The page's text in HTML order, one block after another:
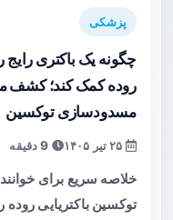
پزشکی
چگونه یک باکتری
روده کمک کند؛ کشف
مسدودسازی توکسین
خلاصه سریع برای
توکسین باکتریایی